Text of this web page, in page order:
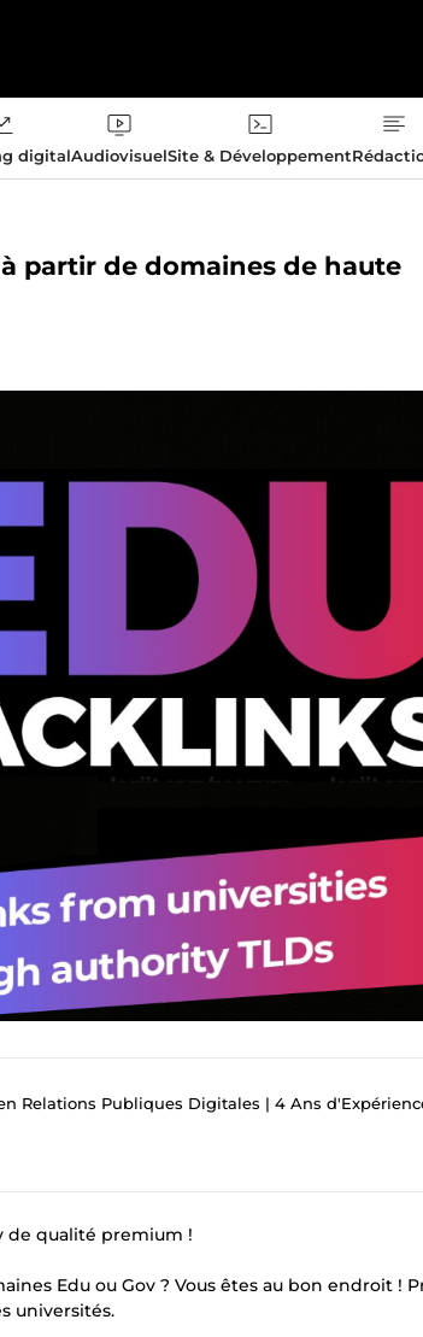
digitalAudiovisuelSite & Développement
partir de domaines de haute
Relations Publiques Digitales | 4 Ans
de qualité premium !
Edu ou Gov ? Vous êtes au bon endroit !
universités.